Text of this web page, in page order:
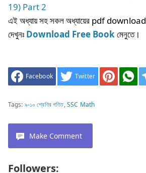
19) Part 2
এইঅধ্যায়সহসকলঅধ্যায়েরpdf download
দেখুনঃ Download Free Bookমেনুতে।
Facebook Twitter
Tags: ৯-১০ শ্রেণির গণিত,SSC Math
Make Comment
Followers: